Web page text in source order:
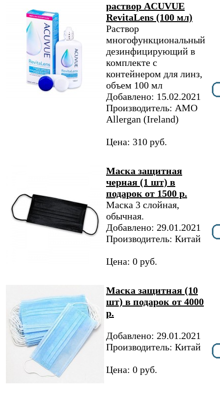
раствор ACUVUE
RevitaLens (100 мл)
Раствор
многофункциональный
дезинфицирующий в
комплекте с
контейнером для линз,
объем 100 мл
Добавлено: 15.02.2021
Производитель: AMO
Allergan (Ireland)
Цена: 310 руб.
Маска защитная
черная (1 шт) в
подарок от 1500 р.
Маска 3 слойная,
обычная.
Добавлено: 29.01.2021
Производитель: Китай
Цена: 0 руб.
Маска защитная (10
шт) в подарок от 4000
р.
Добавлено: 29.01.2021
Производитель: Китай
Цена: 0 руб.